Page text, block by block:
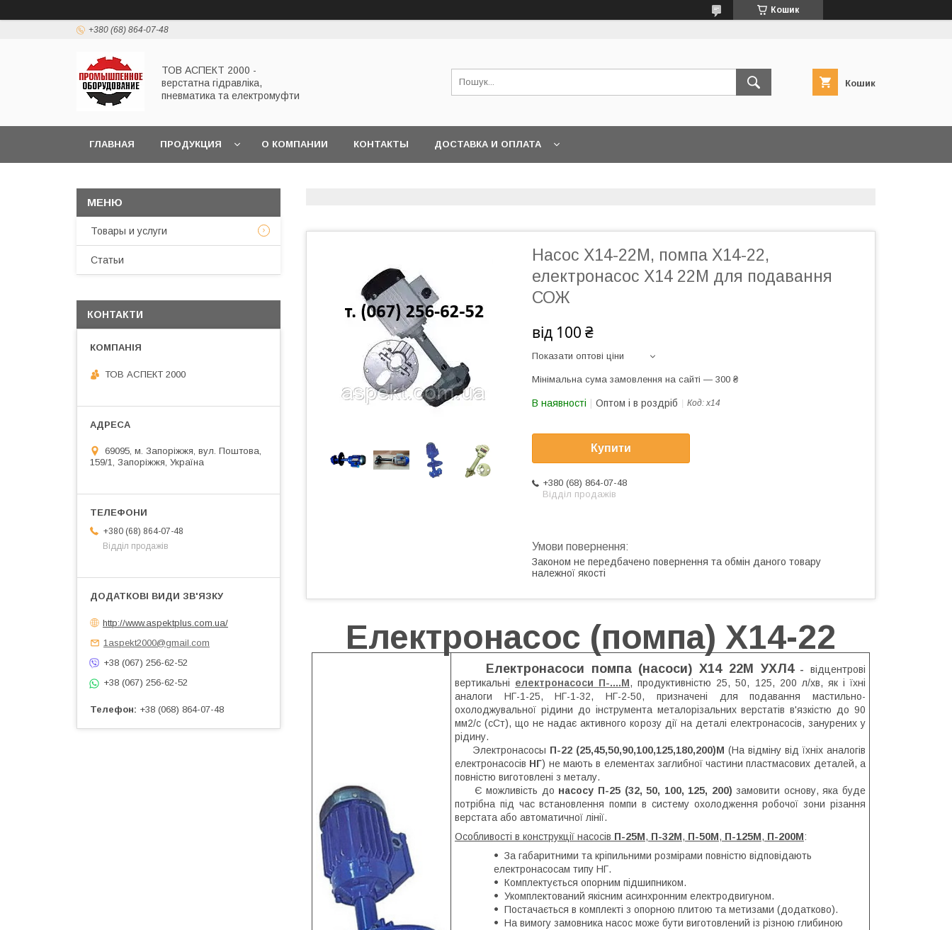
Кошик
+380 (68) 864-07-48
ТОВ АСПЕКТ 2000 -
верстатна гідравліка,
пневматика та електромуфти
Кошик
ГЛАВНАЯ ПРОДУКЦИЯ О КОМПАНИИ КОНТАКТЫ ДОСТАВКА И ОПЛАТА
Насос Х14-22М, помпа Х14-22,
електронасос Х14 22М для подавання
СОЖ
від 100 ₴
Показати оптові ціни
Мінімальна сума замовлення на сайті — 300 ₴
В наявності Оптом і в роздріб Код: х14
Купити
+380 (68) 864-07-48
Відділ продажів
Законом не передбачено повернення та обмін даного товару
належної якості
Електронасос (помпа) Х14-22
Електронасоси помпа (насоси) Х14 22М УХЛ4- відцентрові
вертикальні електронасоси П-....М, продуктивністю 25, 50, 125, 200 л/хв, як і їхні
аналоги НГ-1-25, НГ-1-32, НГ-2-50, призначені для подавання мастильно-
охолоджувальної рідини до інструмента металорізальних верстатів в'язкістю до 90
мм2/с (сСт), що не надає активного корозу дії на деталі електронасосів, занурених у
рідину.
Электронасосы П-22 (25,45,50,90,100,125,180,200)М (На відміну від їхніх аналогів
електронасосів НГ) не мають в елементах заглибної частини пластмасових деталей, а
повністю виготовлені з металу.
Є можливість до насосу П-25 (32, 50, 100, 125, 200) замовити основу, яка буде
потрібна під час встановлення помпи в систему охолодження робочої зони різання
верстата або автоматичної лінії.
Особливості в конструкції насосів П-25М, П-32М, П-50М, П-125М, П-200М:
За габаритними та кріпильними розмірами повністю відповідають
електронасосам типу НГ.
Комплектується опорним підшипником.
Укомплектований якісним асинхронним електродвигуном.
Постачається в комплекті з опорною плитою та метизами (додатково).
На вимогу замовника насос може бути виготовлений із різною глибиною
Товары и услуги
Статьи
КОНТАКТИ
ТОВ АСПЕКТ 2000
69095, м. Запоріжжя, вул. Поштова,
159/1, Запоріжжя, Україна
+380 (68) 864-07-48
Відділ продажів
http://www.aspektplus.com.ua/
1aspekt2000@gmail.com
+38 (067) 256-62-52
+38 (067) 256-62-52
Телефон +38 (068) 864-07-48